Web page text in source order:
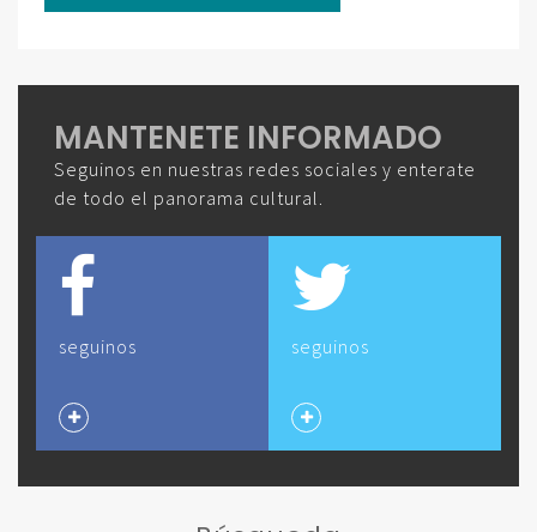
MANTENETE INFORMADO
Seguinos en nuestras redes sociales y enterate
de todo el panorama cultural.
seguinos seguinos